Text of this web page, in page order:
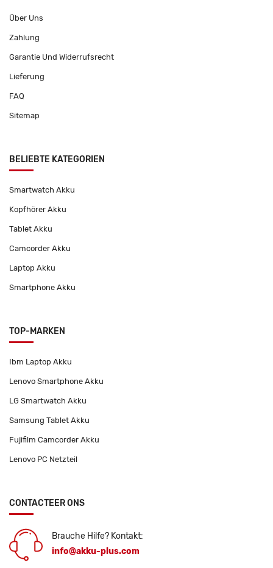
Über Uns
Zahlung
Garantie Und Widerrufsrecht
Lieferung
FAQ
Sitemap
BELIEBTE KATEGORIEN
Smartwatch Akku
Kopfhörer Akku
Tablet Akku
Camcorder Akku
Laptop Akku
Smartphone Akku
TOP-MARKEN
Ibm Laptop Akku
Lenovo Smartphone Akku
LG Smartwatch Akku
Samsung Tablet Akku
Fujifilm Camcorder Akku
Lenovo PC Netzteil
CONTACTEER ONS
Brauche Hilfe? Kontakt:
info@akku-plus.com